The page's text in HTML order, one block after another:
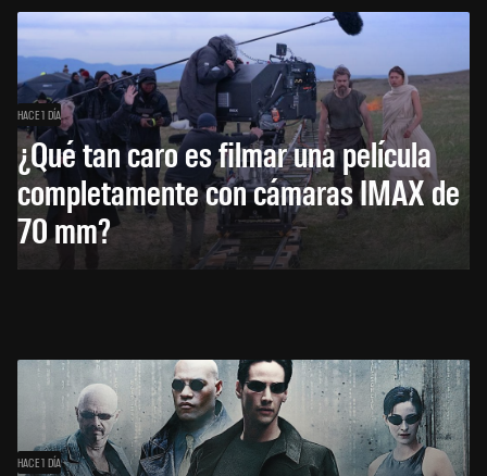
HACE 1 DÍA
¿Qué tan caro es filmar una película
completamente con cámaras IMAX de
70 mm?
HACE 1 DÍA